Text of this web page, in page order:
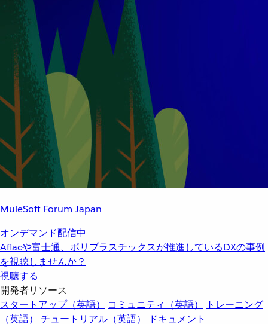
MuleSoft Forum Japan
オンデマンド配信中
Aflacや富士通、ポリプラスチックスが推進しているDXの事例
を視聴しませんか？
視聴する
開発者リソース
スタートアップ（英語）
コミュニティ（英語）
トレーニング
（英語）
チュートリアル（英語）
ドキュメント